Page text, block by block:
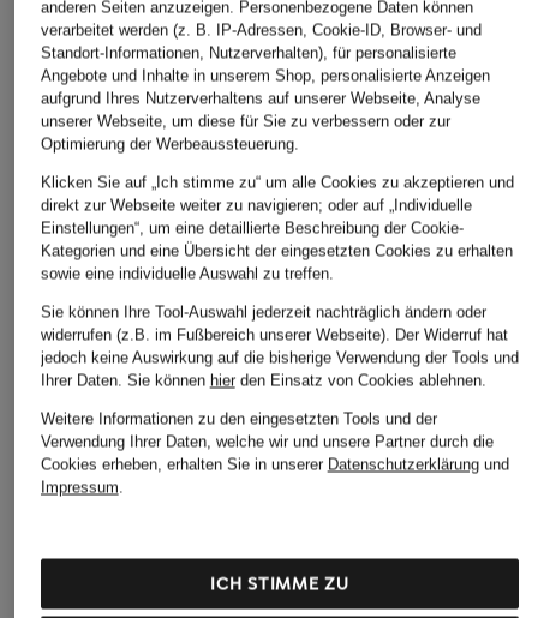
ÄHNLICHE ARTIKEL ENTDECKEN
anderen Seiten anzuzeigen. Personenbezogene Daten können
verarbeitet werden (z. B. IP-Adressen, Cookie-ID, Browser- und
Standort-Informationen, Nutzerverhalten), für personalisierte
Angebote und Inhalte in unserem Shop, personalisierte Anzeigen
aufgrund Ihres Nutzerverhaltens auf unserer Webseite, Analyse
unserer Webseite, um diese für Sie zu verbessern oder zur
Optimierung der Werbeaussteuerung.
Klicken Sie auf „Ich stimme zu“ um alle Cookies zu akzeptieren und
direkt zur Webseite weiter zu navigieren; oder auf „Individuelle
Einstellungen“, um eine detaillierte Beschreibung der Cookie-
Kategorien und eine Übersicht der eingesetzten Cookies zu erhalten
sowie eine individuelle Auswahl zu treffen.
Sie können Ihre Tool-Auswahl jederzeit nachträglich ändern oder
widerrufen (z.B. im Fußbereich unserer Webseite). Der Widerruf hat
jedoch keine Auswirkung auf die bisherige Verwendung der Tools und
Ihrer Daten. Sie können hierden Einsatz von Cookies ablehnen.
Weitere Informationen zu den eingesetzten Tools und der
Verwendung Ihrer Daten, welche wir und unsere Partner durch die
Cookies erheben, erhalten Sie in unserer Datenschutzerklärungund
Impressum.
ICH STIMME ZU